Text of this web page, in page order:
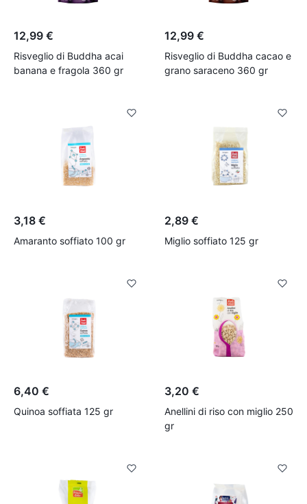
12,99 €
Risveglio di Buddha acai
banana e fragola 360 gr
12,99 €
Risveglio di Buddha cacao e
grano saraceno 360 gr
3,18 €
Amaranto soffiato 100 gr
2,89 €
Miglio soffiato 125 gr
6,40 €
Quinoa soffiata 125 gr
3,20 €
Anellini di riso con miglio 250
gr